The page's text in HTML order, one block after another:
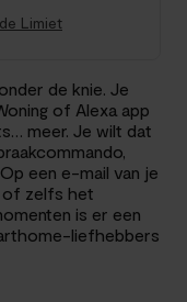
Limiet
de knie. Je
of Alexa app
meer. Je wilt dat
een e-mail van je
of zelfs het
is er een
liefhebbers